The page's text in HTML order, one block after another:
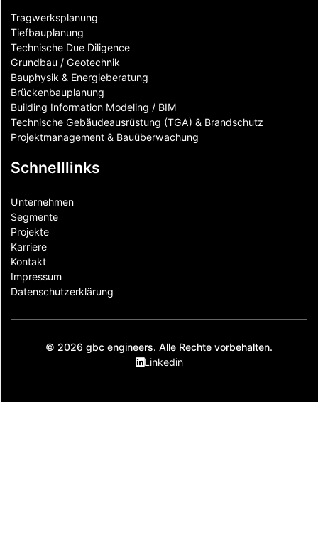
Tragwerksplanung
Tiefbauplanung
Technische Due Diligence
Grundbau / Geotechnik
Bauphysik & Energieberatung
Brückenbauplanung
Building Information Modeling / BIM
Technische Gebäudeausrüstung (TGA) & Brandschutz
Projektmanagement & Bauüberwachung
Schnelllinks
Unternehmen
Segmente
Projekte
Karriere
Kontakt
Impressum
Datenschutzerklärung
© 2026 gbc engineers. Alle Rechte vorbehalten.
Linkedin